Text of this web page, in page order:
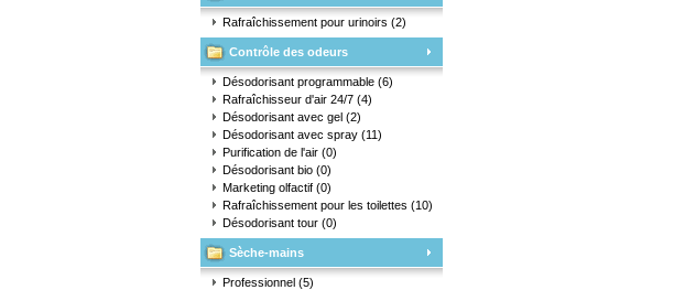
Rafraîchissement pour urinoirs (2)
Contrôle des odeurs
Désodorisant programmable (6)
Rafraîchisseur d'air 24/7 (4)
Désodorisant avec gel (2)
Désodorisant avec spray (11)
Purification de l'air (0)
Désodorisant bio (0)
Marketing olfactif (0)
Rafraîchissement pour les toilettes (10)
Désodorisant tour (0)
Sèche-mains
Professionnel (5)